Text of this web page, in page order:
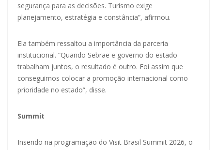
segurança para as decisões. Turismo exige
planejamento, estratégia e constância”, afirmou.
Ela também ressaltou a importância da parceria
institucional. “Quando Sebrae e governo do estado
trabalham juntos, o resultado é outro. Foi assim que
conseguimos colocar a promoção internacional como
prioridade no estado”, disse.
Summit
Inserido na programação do Visit Brasil Summit 2026, o